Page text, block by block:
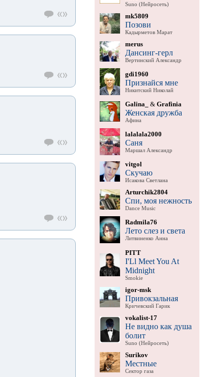
Suno (Нейросеть)
mk5809
Позови
Кадырметов Марат
merus
Дансинг-герл
Вертинский Александр
gdi1960
Признайся мне
Никитский Николай
Galina_ & Grafinia
Женская дружба
Афина
lalalala2000
Саня
Маршал Александр
vitgol
Скучаю
Исакова Светлана
Arturchik2804
Спи, моя нежность
Dance Music
Radmila76
Лето слез и света
Литвиненко Анна
PITT
I'Ll Meet You At
Midnight
Smokie
igor-msk
Привокзальная
Кричевский Гарик
vokalist-17
Не видно как душа
болит
Suno (Нейросеть)
Surikov
Местные
Сектор газа